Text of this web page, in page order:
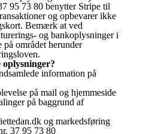
95 73 80 benytter Stripe til
og opbevarer ikke
Bemærk at ved
og bankoplysninger i
området herunder
information på
på mail og hjemmeside
på baggrund af
og markedsføring
37 95 73 80